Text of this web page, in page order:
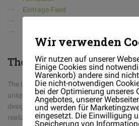
Eintrags-Feed
The Landscaper
The Landscaper is a full-service
unique design/build philosophy. We
designer handle the job from its
realization on your property
Wir verwenden
Wir nutzen auf unserer
Einige Cookies sind
Warenkorb) andere sind
Die nicht-notwendigen
bei der Optimierung unseres
Angebotes, unserer
und werden für
eingesetzt. Die Einwilligung
Speicherung von